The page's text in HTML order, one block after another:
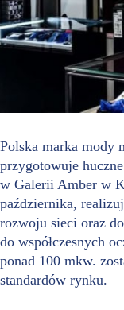
Polska marka mody
przygotowuje
w Galerii Amber w
października,
rozwoju sieci oraz
do współczesnych
ponad 100 mkw.
standardów rynku.